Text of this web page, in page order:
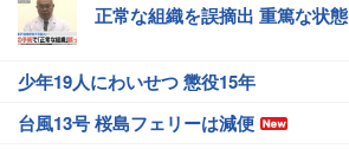
正常な組織を誤摘出 重篤な状態
少年19人にわいせつ 懲役15年
台風13号 桜島フェリーは減便